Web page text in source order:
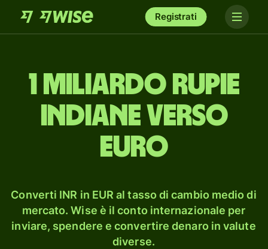
Registrati
1 miliardo rupie
indiane verso
euro
Converti INR in EUR al tasso di cambio medio di
mercato. Wise è il conto internazionale per
inviare, spendere e convertire denaro in valute
diverse.